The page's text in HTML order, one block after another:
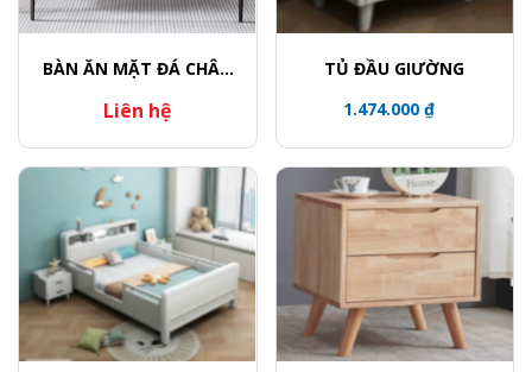
BÀN ĂN MẶT ĐÁ CHÂN
Liên hệ
TỦ ĐẦU GIƯỜNG
1.474.000 ₫